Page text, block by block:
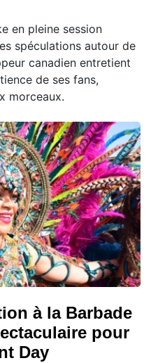
en pleine session
spéculations autour de
canadien entretient
de ses fans,
morceaux.
à la Barbade
pour
Day